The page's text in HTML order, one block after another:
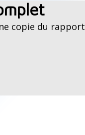
copie du rapport